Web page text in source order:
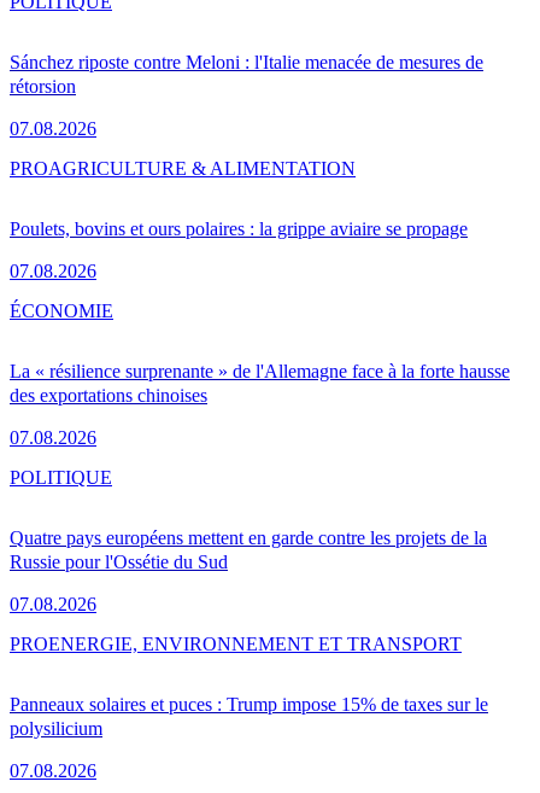
Sánchez riposte contre Meloni : l'Italie menacée de mesures de
rétorsion
07.08.2026
Poulets, bovins et ours polaires : la grippe aviaire se propage
07.08.2026
PROAGRICULTURE & ALIMENTATION
La « résilience surprenante » de l'Allemagne face à la forte hausse
des exportations chinoises
07.08.2026
ÉCONOMIE
Quatre pays européens mettent en garde contre les projets de la
Russie pour l'Ossétie du Sud
07.08.2026
POLITIQUE
Panneaux solaires et puces : Trump impose 15% de taxes sur le
polysilicium
07.08.2026
PROENERGIE, ENVIRONNEMENT ET TRANSPORT